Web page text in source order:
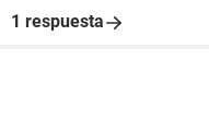
1 respuesta